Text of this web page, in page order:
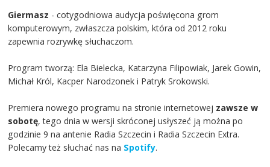
Giermasz - cotygodniowa audycja poświęcona grom
komputerowym, zwłaszcza polskim, która od 2012 roku
zapewnia rozrywkę słuchaczom.
Program tworzą: Ela Bielecka, Katarzyna Filipowiak, Jarek Gowin,
Michał Król, Kacper Narodzonek i Patryk Srokowski.
Premiera nowego programu na stronie internetowej zawsze w
sobotę, tego dnia w wersji skróconej usłyszeć ją można po
godzinie 9 na antenie Radia Szczecin i Radia Szczecin Extra.
Polecamy też słuchać nas na Spotify.